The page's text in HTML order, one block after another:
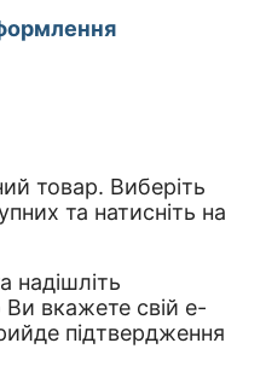
товар. Виберіть
та натисніть на
надішліть
вкажете свій e-
підтвердження